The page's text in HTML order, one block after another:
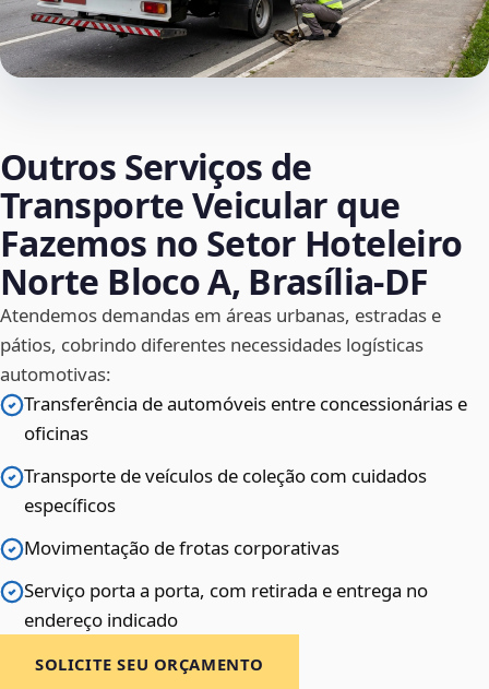
Outros Serviços de
Transporte Veicular que
Fazemos no Setor Hoteleiro
Norte Bloco A, Brasília‑DF
Atendemos demandas em áreas urbanas, estradas e
pátios, cobrindo diferentes necessidades logísticas
automotivas:
Transferência de automóveis entre concessionárias e
oficinas
Transporte de veículos de coleção com cuidados
específicos
Movimentação de frotas corporativas
Serviço porta a porta, com retirada e entrega no
endereço indicado
SOLICITE SEU ORÇAMENTO